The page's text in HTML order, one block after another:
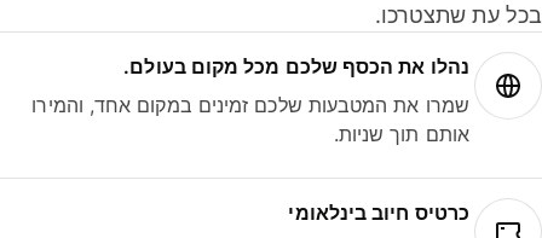
עת שתצטרכו.
נהלו את הכסף שלכם מכל מקום בעולם.
שמרו את המטבעות שלכם זמינים במקום אחד, והמירו
אותם תוך שניות.
כרטיס חיוב בינלאומי